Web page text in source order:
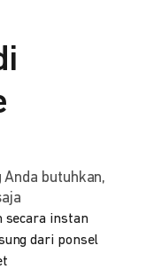
butuhkan,
secara instan
dari ponsel